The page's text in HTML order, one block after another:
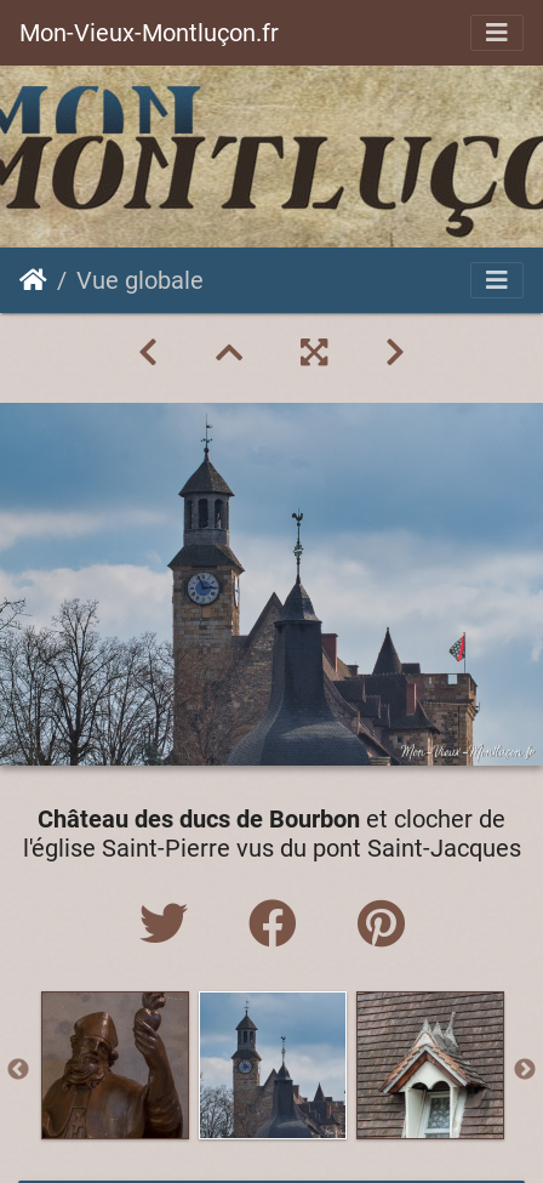
Mon-Vieux-Montluçon.fr
Vue globale
Château des ducs de Bourbon et clocher de
l'église Saint-Pierre vus du pont Saint-Jacques